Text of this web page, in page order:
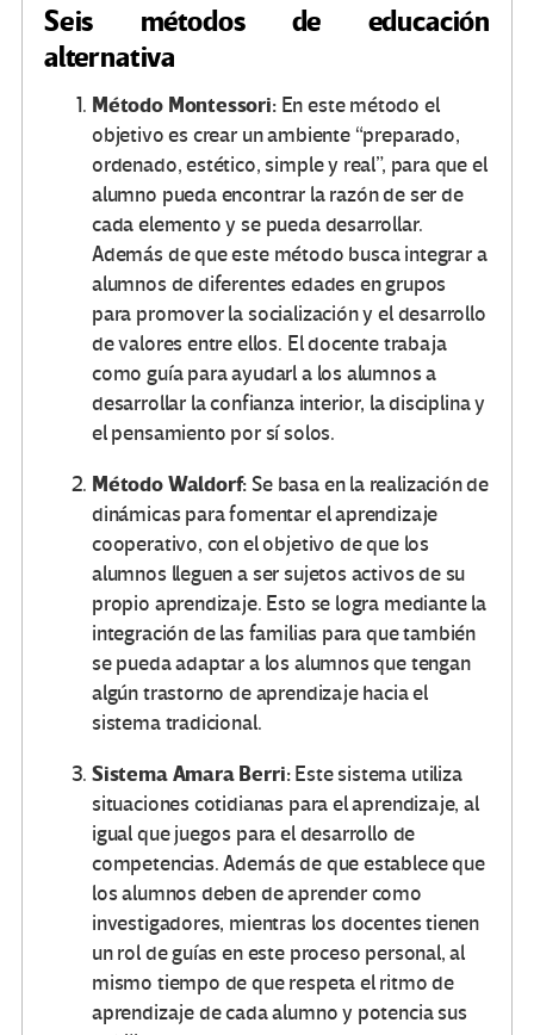
Seis métodos de educación
alternativa
Método Montessori: En este método el
objetivo es crear un ambiente “preparado,
ordenado, estético, simple y real”, para que el
alumno pueda encontrar la razón de ser de
cada elemento y se pueda desarrollar.
Además de que este método busca integrar a
alumnos de diferentes edades en grupos
para promover la socialización y el desarrollo
de valores entre ellos. El docente trabaja
como guía para ayudarl a los alumnos a
desarrollar la confianza interior, la disciplina y
el pensamiento por sí solos.
Método Waldorf:Se basa en la realización de
dinámicas para fomentar el aprendizaje
cooperativo, con el objetivo de que los
alumnos lleguen a ser sujetos activos de su
propio aprendizaje. Esto se logra mediante la
integración de las familias para que también
se pueda adaptar a los alumnos que tengan
algún trastorno de aprendizaje hacia el
sistema tradicional.
Sistema Amara Berri:Este sistema utiliza
situaciones cotidianas para el aprendizaje, al
igual que juegos para el desarrollo de
competencias. Además de que establece que
los alumnos deben de aprender como
investigadores, mientras los docentes tienen
un rol de guías en este proceso personal, al
mismo tiempo de que respeta el ritmo de
aprendizaje de cada alumno y potencia sus